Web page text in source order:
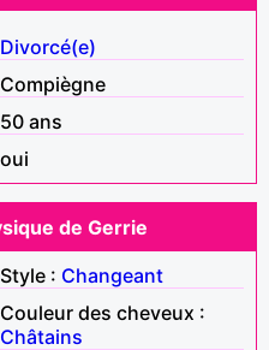
Divorcé(e)
Compiègne
50 ans
oui
de Gerrie
Style : Changeant
Couleur des cheveux :
Châtains